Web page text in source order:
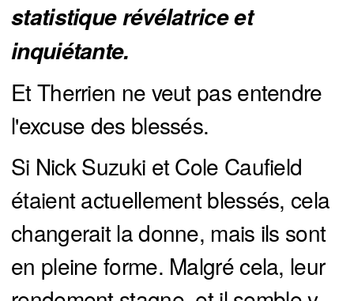
statistique révélatrice et
inquiétante.
Et Therrien ne veut pas entendre
l'excuse des blessés.
Si Nick Suzuki et Cole Caufield
étaient actuellement blessés, cela
changerait la donne, mais ils sont
en pleine forme. Malgré cela, leur